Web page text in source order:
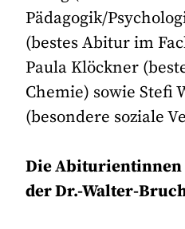
Pädagogik/
(bestes Abitur im
Paula Klöckner
Chemie) sowie Stefi
(besondere soziale
Die
der Dr.-Walter-